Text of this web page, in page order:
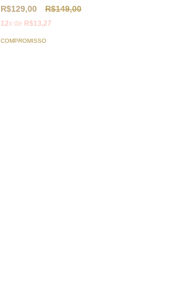
R$129,00
R$149,00
12x de R$13,27
COMPROMISSO